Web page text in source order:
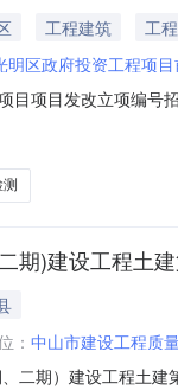
工程建筑
工程
区政府投资工程项
目项目发改立项编号
采用BIM评审方式招
期)建设工程土
： 中山市建设工程质
二期）建设工程土